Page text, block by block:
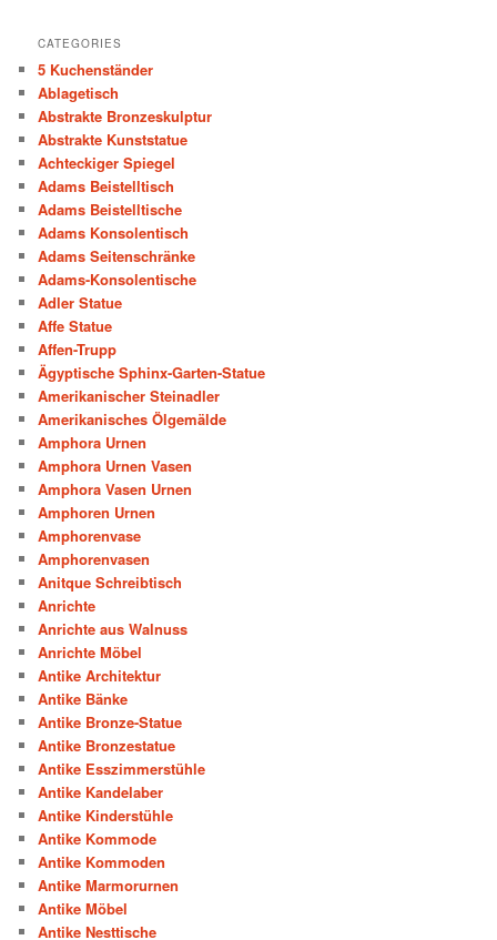
CATEGORIES
5 Kuchenständer
Ablagetisch
Abstrakte Bronzeskulptur
Abstrakte Kunststatue
Achteckiger Spiegel
Adams Beistelltisch
Adams Beistelltische
Adams Konsolentisch
Adams Seitenschränke
Adams-Konsolentische
Adler Statue
Affe Statue
Affen-Trupp
Ägyptische Sphinx-Garten-Statue
Amerikanischer Steinadler
Amerikanisches Ölgemälde
Amphora Urnen
Amphora Urnen Vasen
Amphora Vasen Urnen
Amphoren Urnen
Amphorenvase
Amphorenvasen
Anitque Schreibtisch
Anrichte
Anrichte aus Walnuss
Anrichte Möbel
Antike Architektur
Antike Bänke
Antike Bronze-Statue
Antike Bronzestatue
Antike Esszimmerstühle
Antike Kandelaber
Antike Kinderstühle
Antike Kommode
Antike Kommoden
Antike Marmorurnen
Antike Möbel
Antike Nesttische